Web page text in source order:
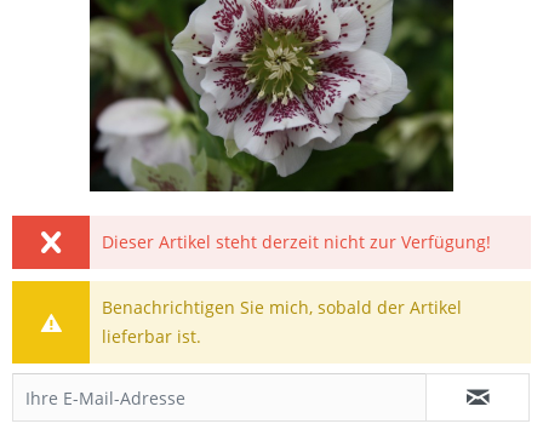
Dieser Artikel steht derzeit nicht zur Verfügung!
Benachrichtigen Sie mich, sobald der Artikel
lieferbar ist.